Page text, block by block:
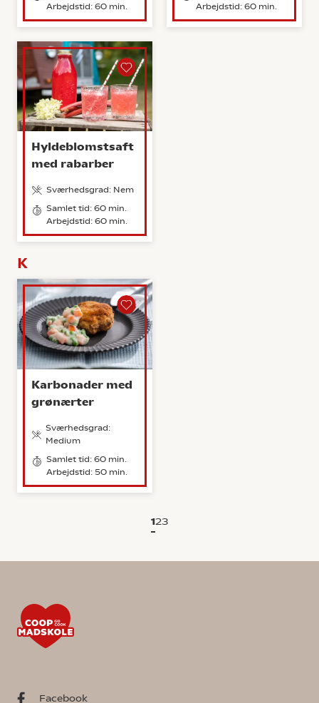
Arbejdstid: 60 min.
Arbejdstid: 60 min.
Hyldeblomstsaft
med rabarber
Sværhedsgrad: Nem
Samlet tid: 60 min.
Arbejdstid: 60 min.
K
Karbonader med
grønærter
Sværhedsgrad:
Medium
Samlet tid: 60 min.
Arbejdstid: 50 min.
123
Facebook